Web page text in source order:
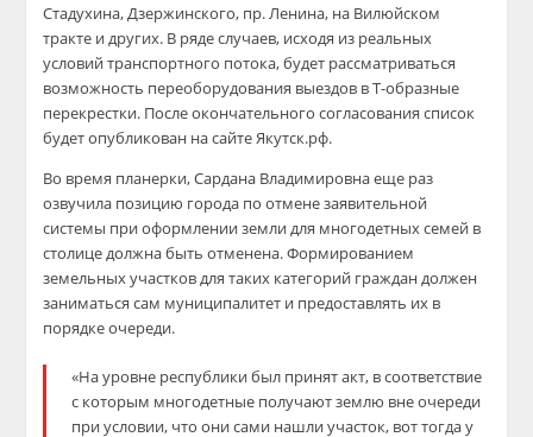
Стадухина, Дзержинского, пр. Ленина, на Вилюйском
тракте и других. В ряде случаев, исходя из реальных
условий транспортного потока, будет рассматриваться
возможность переоборудования выездов в Т-образные
перекрестки. После окончательного согласования список
будет опубликован на сайте Якутск.рф.
Во время планерки, Сардана Владимировна еще раз
озвучила позицию города по отмене заявительной
системы при оформлении земли для многодетных семей в
столице должна быть отменена. Формированием
земельных участков для таких категорий граждан должен
заниматься сам муниципалитет и предоставлять их в
порядке очереди.
«На уровне республики был принят акт, в соответствие
с которым многодетные получают землю вне очереди
при условии, что они сами нашли участок, вот тогда у